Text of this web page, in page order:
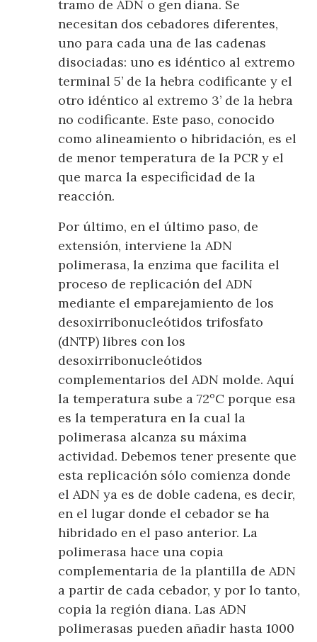
tramo de ADN o gen diana. Se
necesitan dos cebadores diferentes,
uno para cada una de las cadenas
disociadas: uno es idéntico al extremo
terminal 5’ de la hebra codificante y el
otro idéntico al extremo 3’ de la hebra
no codificante. Este paso, conocido
como alineamiento o hibridación, es el
de menor temperatura de la PCR y el
que marca la especificidad de la
reacción.
Por último, en el último paso, de
extensión, interviene la ADN
polimerasa, la enzima que facilita el
proceso de replicación del ADN
mediante el emparejamiento de los
desoxirribonucleótidos trifosfato
(dNTP) libres con los
desoxirribonucleótidos
complementarios del ADN molde. Aquí
la temperatura sube a 72ºC porque esa
es la temperatura en la cual la
polimerasa alcanza su máxima
actividad. Debemos tener presente que
esta replicación sólo comienza donde
el ADN ya es de doble cadena, es decir,
en el lugar donde el cebador se ha
hibridado en el paso anterior. La
polimerasa hace una copia
complementaria de la plantilla de ADN
a partir de cada cebador, y por lo tanto,
copia la región diana. Las ADN
polimerasas pueden añadir hasta 1000